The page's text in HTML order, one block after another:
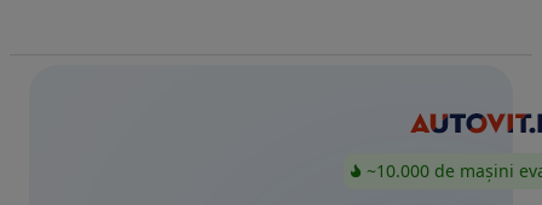
~10.000 de mașini